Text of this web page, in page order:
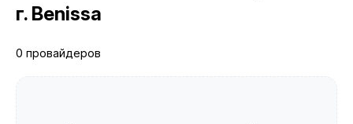
г. Benissa
0 провайдеров